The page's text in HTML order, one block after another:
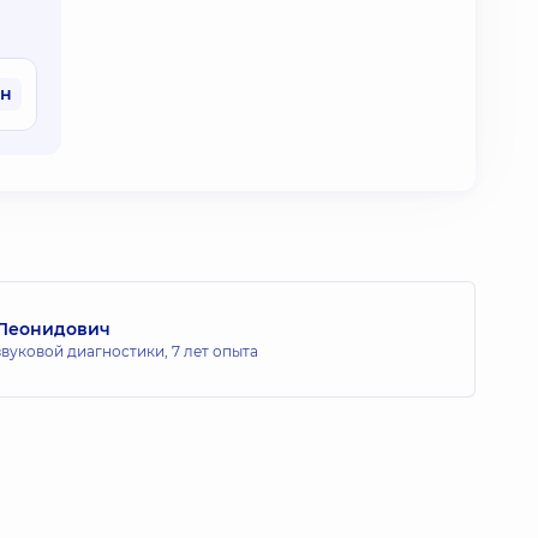
диагностики, 7 лет опыта